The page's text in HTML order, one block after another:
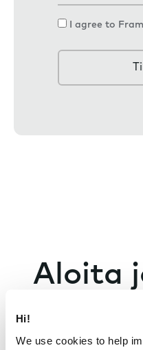
Hi!
We use cookies to help
k
C I agree to
Aloita